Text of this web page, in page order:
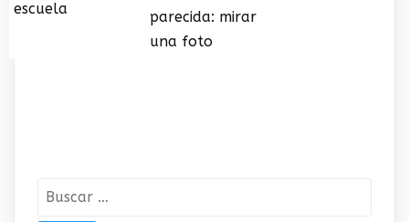
escuela
parecida: mirar
una foto
Buscar: